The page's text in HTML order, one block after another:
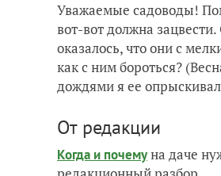
Уважаемые садоводы!
вот-вот должна
оказалось, что они с
как с ним бороться?
дождями я ее
От редакции
Когда и почемуна даче